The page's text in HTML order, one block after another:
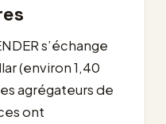
s’échange
(environ 1,40
agrégateurs de
ont